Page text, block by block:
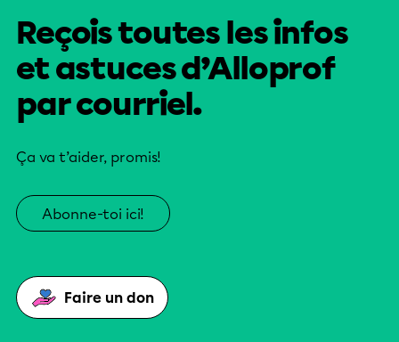
Reçois toutes les infos
et astuces d’Alloprof
par courriel.
Ça va t’aider, promis!
Abonne-toi ici!
Faire un don